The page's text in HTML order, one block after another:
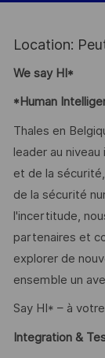
Location:
We say HI*
*Human
Thales en
leader au
et de la
de la sécurité
l'incertitude,
partenaires et
explorer de
ensemble un
Say HI* – à
Integration &